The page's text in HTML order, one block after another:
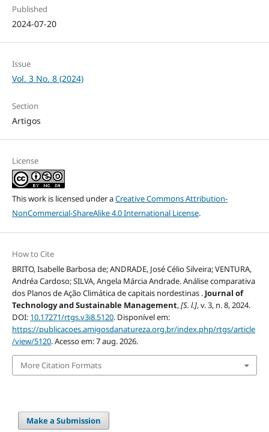
Published
2024-07-20
Issue
Vol. 3 No. 8 (2024)
Section
Artigos
License
This work is licensed under aCreative Commons Attribution-
NonCommercial-ShareAlike 4.0 International License.
How to Cite
BRITO, Isabelle Barbosa de; ANDRADE, José Célio Silveira; VENTURA,
Andréa Cardoso; SILVA, Angela Márcia Andrade. Análise comparativa
dos Planos de Ação Climática de capitais nordestinas . Journal of
Technology and Sustainable Management,[S. l.], v. 3, n. 8, 2024.
DOI: 10.17271/rtgs.v3i8.5120. Disponível em:
https://publicacoes.amigosdanatureza.org.br/index.php/rtgs/article
/view/5120. Acesso em: 7 aug. 2026.
More Citation Formats
Make a Submission